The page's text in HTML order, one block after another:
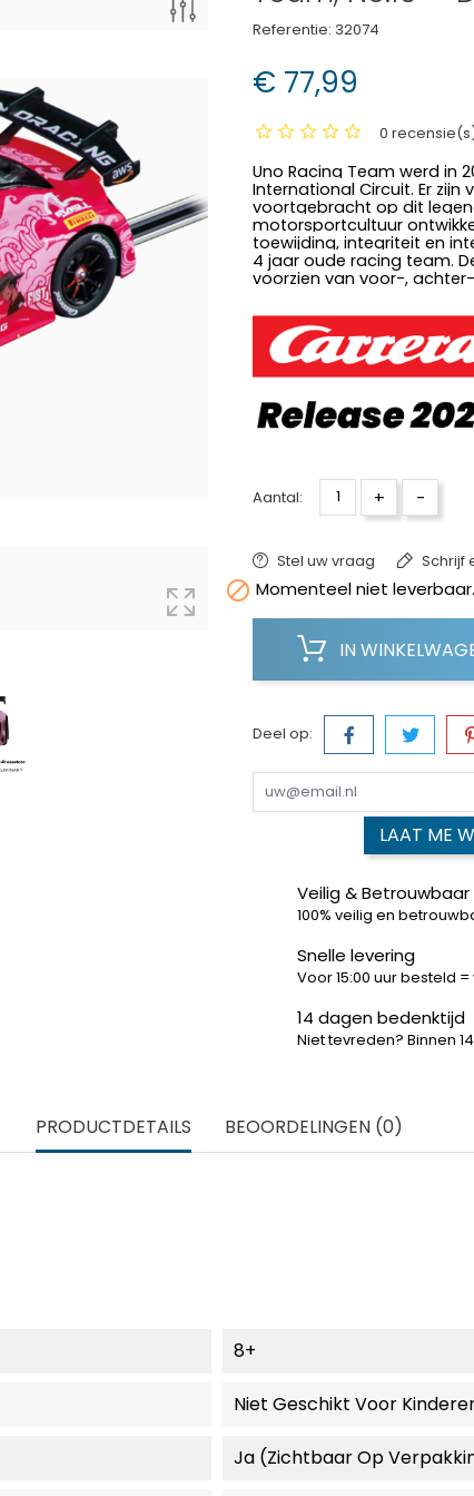
Referentie: 32074
€ 77,99
0
Uno Racing Team werd in
International Circuit. Er
voortgebracht op dit
motorsportcultuur
toewijding, integriteit en
4 jaar oude racing team.
voorzien van voor-,
Aantal: + -
Stel uw vraag Schrijf
 Momenteel niet leverbaar.
IN
Deel op:
LAAT ME
Veilig & Betrouwbaar
100% veilig en
Snelle levering
Voor 15:00 uur besteld
14 dagen bedenktijd
Niet tevreden? Binnen
PRODUCTDETAILS BEOORDELINGEN (0)
8+
Niet Geschikt Voor
Ja (zichtbaar Op